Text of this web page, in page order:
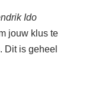
Ido
jouw klus te
Dit is geheel